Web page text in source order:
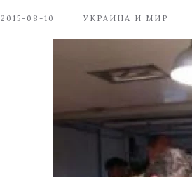
2015-08-10 УКРАИНА И МИР